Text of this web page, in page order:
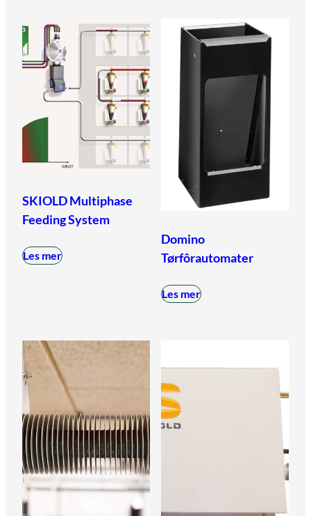
SKIOLD Multiphase
Feeding System
Les mer
Domino
Tørfôrautomater
Les mer